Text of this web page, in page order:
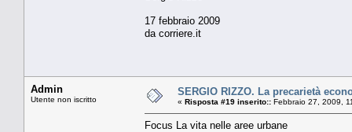
17 febbraio 2009
da corriere.it
Admin
Utente non iscritto
SERGIO RIZZO. La precarietà
« Risposta #19 inserito:: Febbraio 27, 2009,
Focus La vita nelle aree urbane